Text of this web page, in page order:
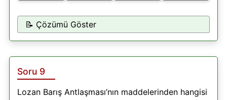
📝 Çözümü Göster
Soru 9
Lozan Barış Antlaşması’nın maddelerinden hangisi